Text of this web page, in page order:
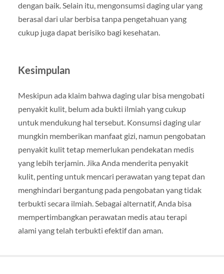
dengan baik. Selain itu, mengonsumsi daging ular yang
berasal dari ular berbisa tanpa pengetahuan yang
cukup juga dapat berisiko bagi kesehatan.
Kesimpulan
Meskipun ada klaim bahwa daging ular bisa mengobati
penyakit kulit, belum ada bukti ilmiah yang cukup
untuk mendukung hal tersebut. Konsumsi daging ular
mungkin memberikan manfaat gizi, namun pengobatan
penyakit kulit tetap memerlukan pendekatan medis
yang lebih terjamin. Jika Anda menderita penyakit
kulit, penting untuk mencari perawatan yang tepat dan
menghindari bergantung pada pengobatan yang tidak
terbukti secara ilmiah. Sebagai alternatif, Anda bisa
mempertimbangkan perawatan medis atau terapi
alami yang telah terbukti efektif dan aman.